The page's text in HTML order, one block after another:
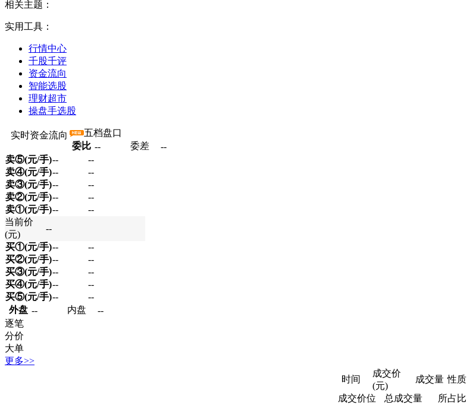
相关主题：
实用工具：
行情中心
千股千评
资金流向
智能选股
理财超市
操盘手选股
五档盘口
实时资金流向
委比 -- 委差
--
卖⑤(元/手)--
--
卖④(元/手)--
--
卖③(元/手)--
--
卖②(元/手)--
--
卖①(元/手)--
--
当前价
(元)
--
买①(元/手)--
--
买②(元/手)--
--
买③(元/手)--
--
买④(元/手)--
--
买⑤(元/手)--
--
外盘 -- 内盘
--
逐笔
分价
大单
更多>>
时间
成交价
(元)
成交量 性质
成交价位
总成交量
所占比